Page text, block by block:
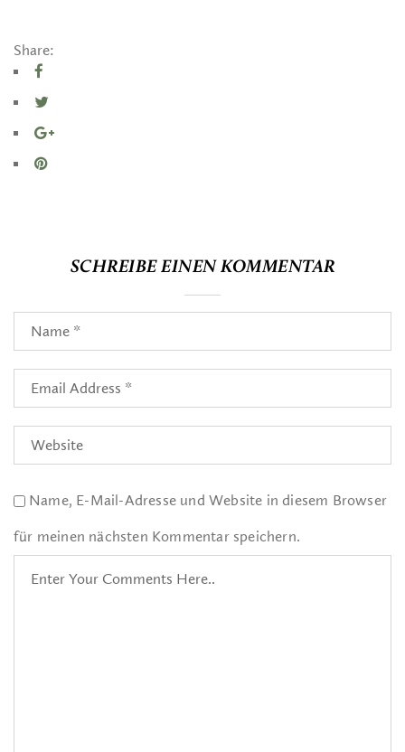
Share:
SCHREIBE EINEN KOMMENTAR
Name, E-Mail-Adresse und Website in diesem Browser
für meinen nächsten Kommentar speichern.